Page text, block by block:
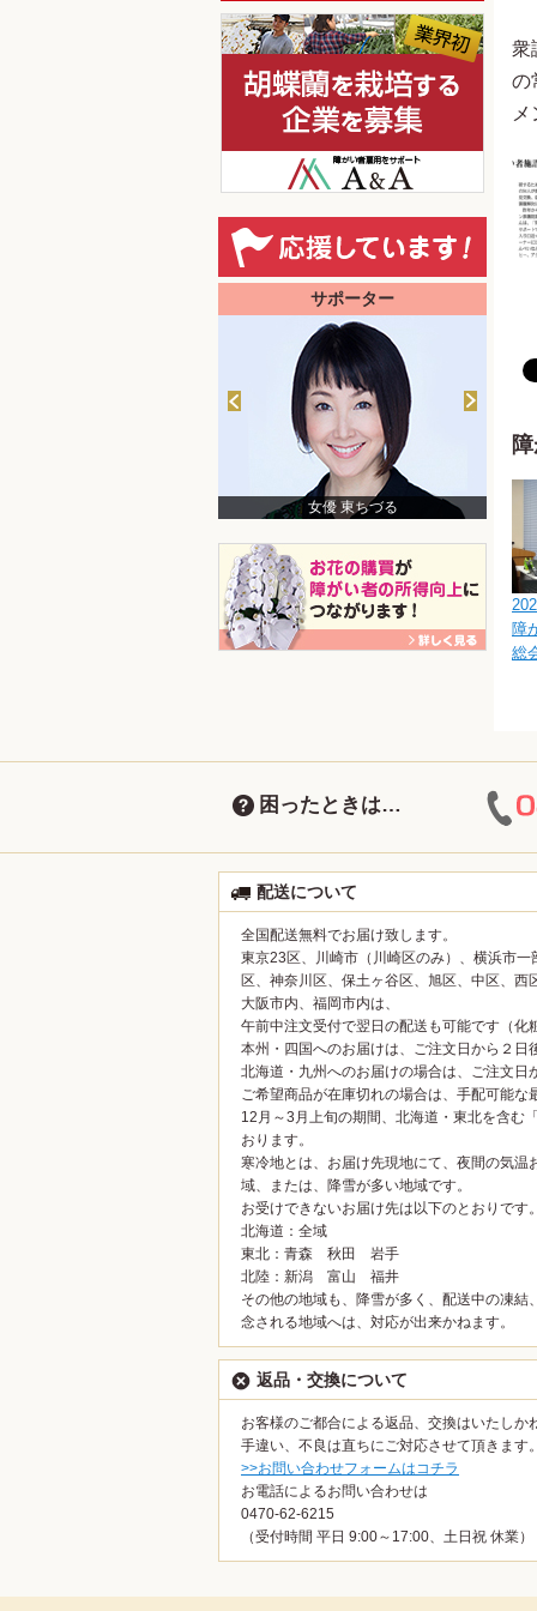
衆
の
障
総
サポーター
女優 東ちづる
困ったときは…
配送について
全国配送無料でお届け致します。
東京23区、川崎市（川崎区のみ）、横浜市
区、神奈川区、保土ヶ谷区、旭区、中区、西
大阪市内、福岡市内は、
午前中注文受付で翌日の配送も可能です（化
本州・四国へのお届けは、ご注文日から２日
北海道・九州へのお届けの場合は、ご注文日
ご希望商品が在庫切れの場合は、手配可能な
12月～3月上旬の期間、北海道・東北を含む
おります。
寒冷地とは、お届け先現地にて、夜間の気温
域、または、降雪が多い地域です。
お受けできないお届け先は以下のとおりです
北海道：全域
東北：青森 秋田 岩手
北陸：新潟 富山 福井
その他の地域も、降雪が多く、配送中の凍
念される地域へは、対応が出来かねます。
返品・交換について
お客様のご都合による返品、交換はいたしか
手違い、不良は直ちにご対応させて頂きます
>>お問い合わせフォームはコチラ
お電話によるお問い合わせは
0470-62-6215
（受付時間 平日 9:00～17:00、土日祝 休業）